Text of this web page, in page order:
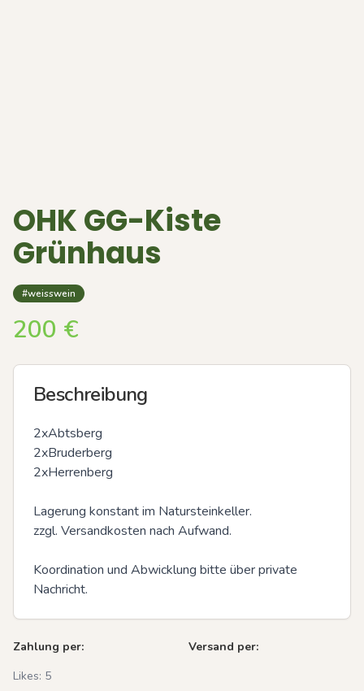
OHK GG-Kiste
Grünhaus
#weisswein
200 €
Beschreibung
2xAbtsberg
2xBruderberg
2xHerrenberg
Lagerung konstant im Natursteinkeller.
zzgl. Versandkosten nach Aufwand.
Koordination und Abwicklung bitte über private
Nachricht.
Zahlung per:
Versand per:
Likes: 5